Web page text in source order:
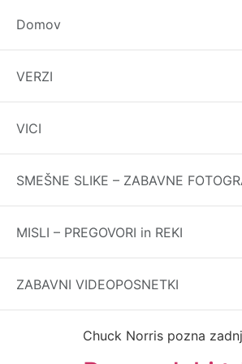
Domov
VERZI
VICI
SMEŠNE SLIKE – ZABAVNE
MISLI – PREGOVORI in REKI
ZABAVNI VIDEOPOSNETKI
Deviški otoki
Chuck Norriss je šel na
Chuck
Chuck Norris je že bil na
Pi
Chuck Norris pozna